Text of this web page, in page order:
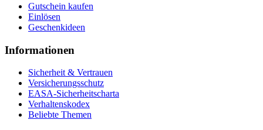
Gutschein kaufen
Einlösen
Geschenkideen
Informationen
Sicherheit & Vertrauen
Versicherungsschutz
EASA-Sicherheitscharta
Verhaltenskodex
Beliebte Themen